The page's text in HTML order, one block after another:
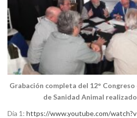
Grabación completa del 12° Congreso
de Sanidad Animal realizado
Día 1: https://www.youtube.com/